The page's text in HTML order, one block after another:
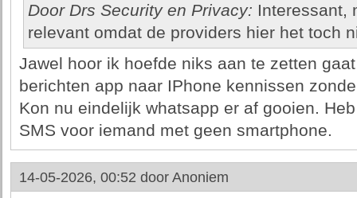
Door Drs Security en Privacy: Interessant,
relevant omdat de providers hier het toch
Jawel hoor ik hoefde niks aan te zetten
berichten app naar IPhone kennissen
Kon nu eindelijk whatsapp er af gooien.
SMS voor iemand met geen smartphone.
14-05-2026, 00:52 door Anoniem